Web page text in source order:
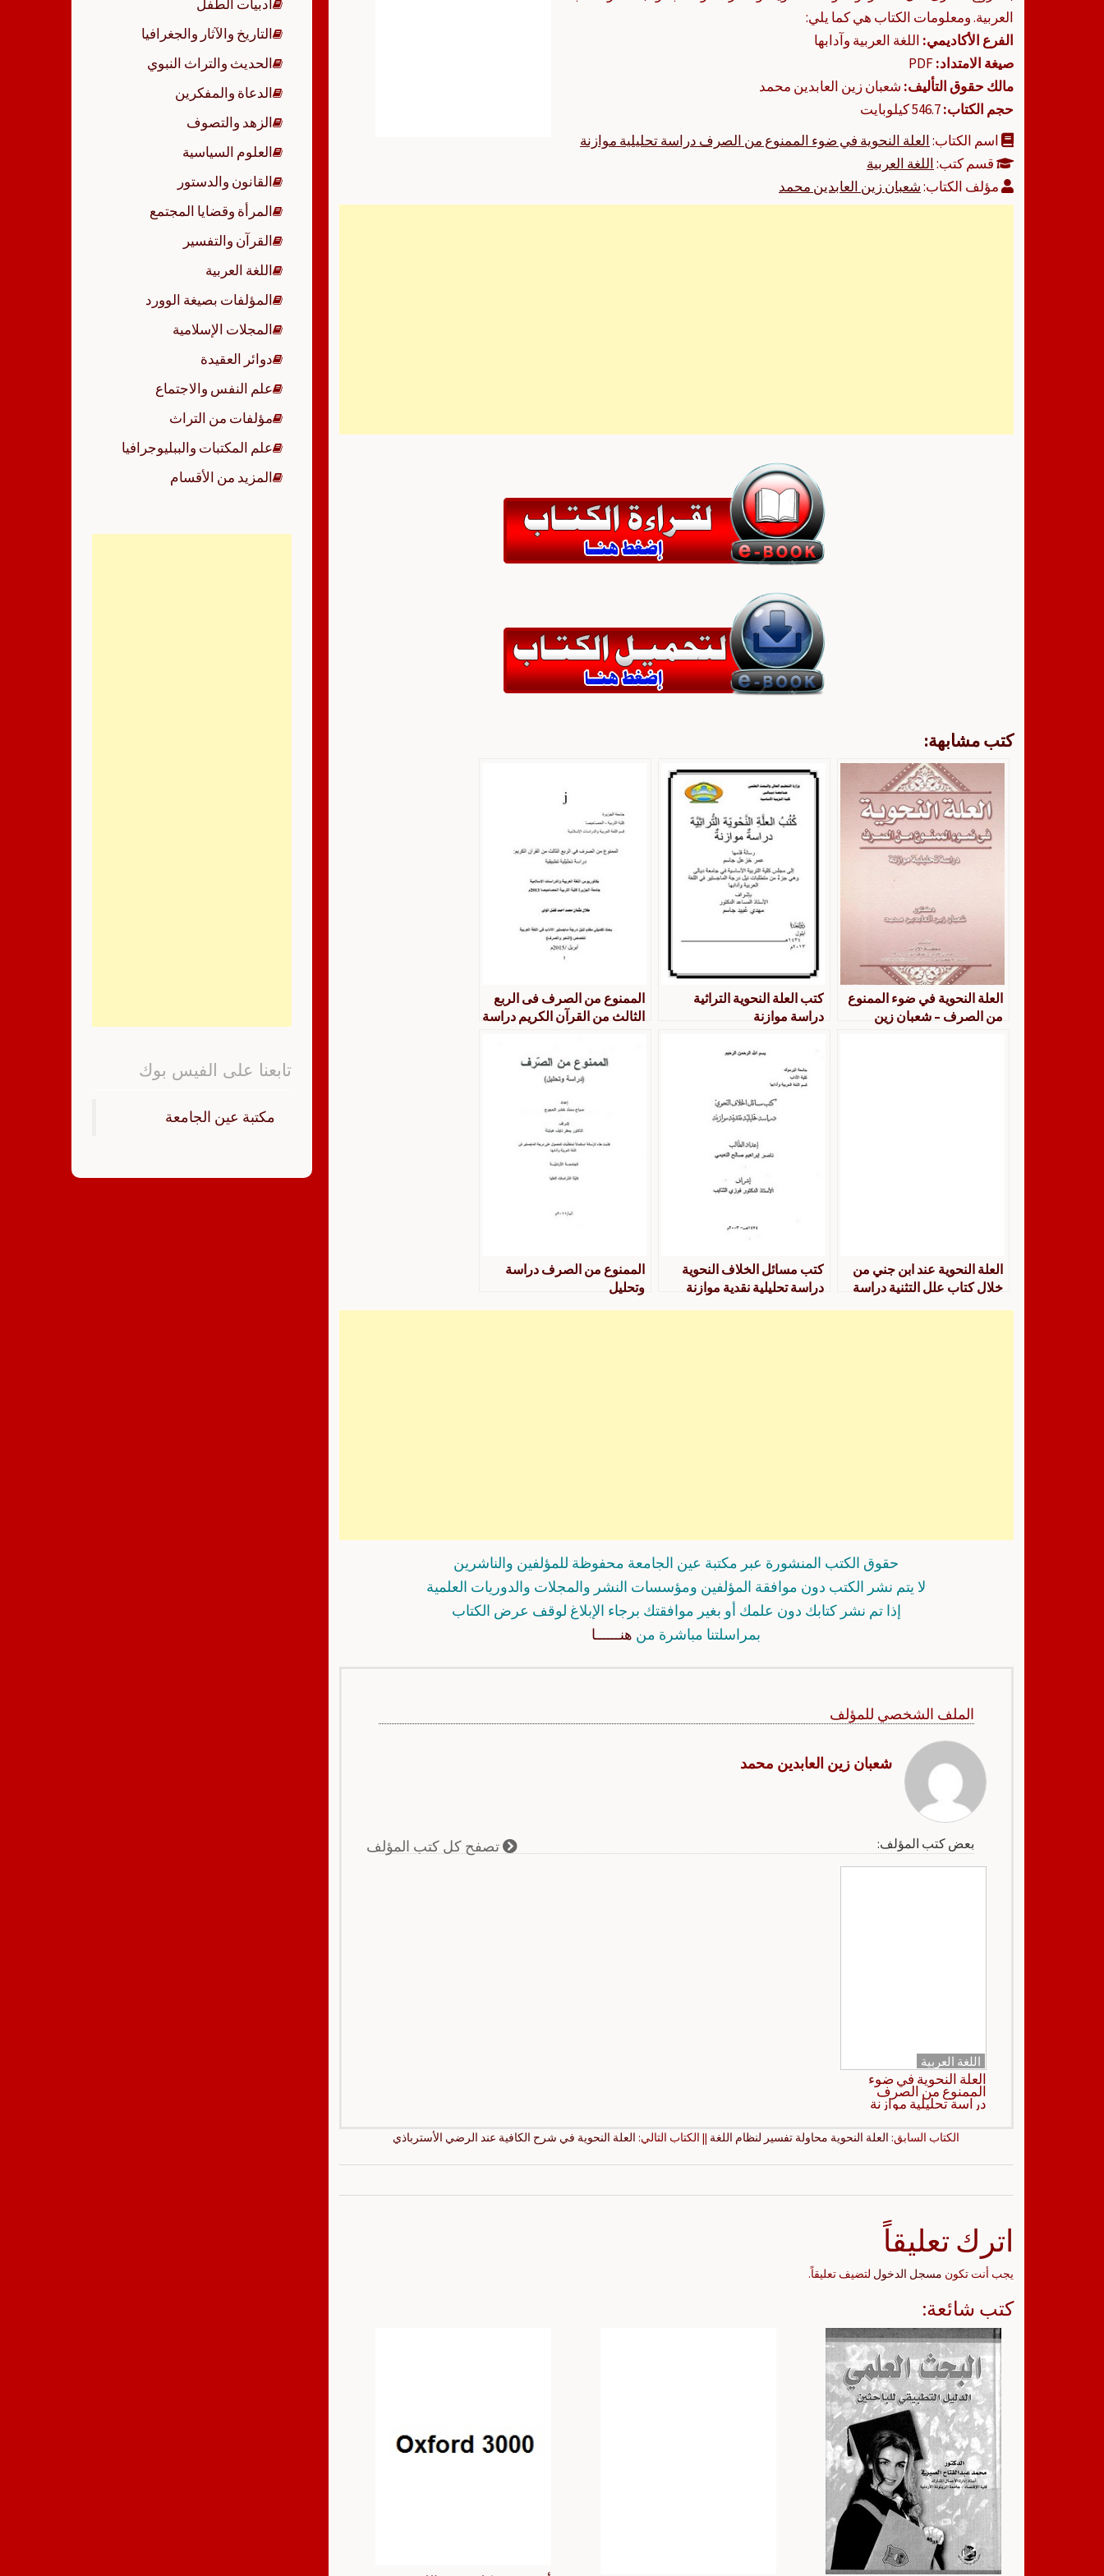
العربية. ومعلومات الكتاب هي كما يلي:
الفرع الأكاديمي: اللغة العربية وآدابها
صيغة الامتداد:
مالك حقوق التأليف: شعبان زين العابدين محمد
حجم الكتاب:
اسم الكتاب:العلة النحوية في ضوء الممنوع من الصرف دراسة تحليلية موازنة
قسم كتب:اللغة العربية
مؤلف الكتاب:شعبان زين العابدين محمد
كتب مشابهة:
العلة النحوية في ضوء الممنوع
من الصرف – شعبان زين
كتب العلة النحوية التراثية
دراسة موازنة
الممنوع من الصرف فى الربع
الثالث من القرآن الكريم دراسة
العلة النحوية عند ابن جني من
خلال كتاب علل التثنية دراسة
كتب مسائل الخلاف النحوية
دراسة تحليلية نقدية موازنة
الممنوع من الصرف دراسة
وتحليل
حقوق الكتب المنشورة عبر مكتبة عين الجامعة محفوظة للمؤلفين والناشرين
لا يتم نشر الكتب دون موافقة المؤلفين ومؤسسات النشر والمجلات والدوريات العلمية
إذا تم نشر كتابك دون علمك أو بغير موافقتك برجاء الإبلاغ لوقف عرض الكتاب
بمراسلتنا مباشرة من هنــــــا
الملف الشخصي للمؤلف
شعبان زين العابدين محمد
بعض كتب المؤلف: تصفح كل كتب المؤلف
اللغة العربية
العلة النحوية في ضوء
الممنوع من الصرف
دراسة تحليلية موازنة
الكتاب السابق: العلة النحوية محاولة تفسير لنظام اللغة || الكتاب التالي: العلة النحوية في شرح الكافية عند الرضي الأسترباذي
اترك تعليقاً
يجب أنت تكون مسجل الدخول لتضيف تعليقاً.
كتب شائعة:
أدبيات الطفل
التاريخ والآثار والجغرافيا
الحديث والتراث النبوي
الدعاة والمفكرين
الزهد والتصوف
العلوم السياسية
القانون والدستور
المرأة وقضايا المجتمع
القرآن والتفسير
اللغة العربية
المؤلفات بصيغة الوورد
المجلات الإسلامية
دوائر العقيدة
علم النفس والاجتماع
مؤلفات من التراث
علم المكتبات والببليوجرافيا
المزيد من الأقسام
تابعنا على الفيس بوك
‏مكتبة عين الجامعة‏